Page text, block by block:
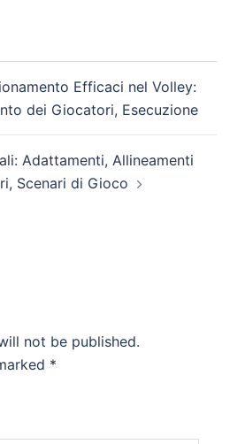
Efficaci nel Volley:
dei Giocatori, Esecuzione
Adattamenti, Allineamenti
Scenari di Gioco
not be published.
*